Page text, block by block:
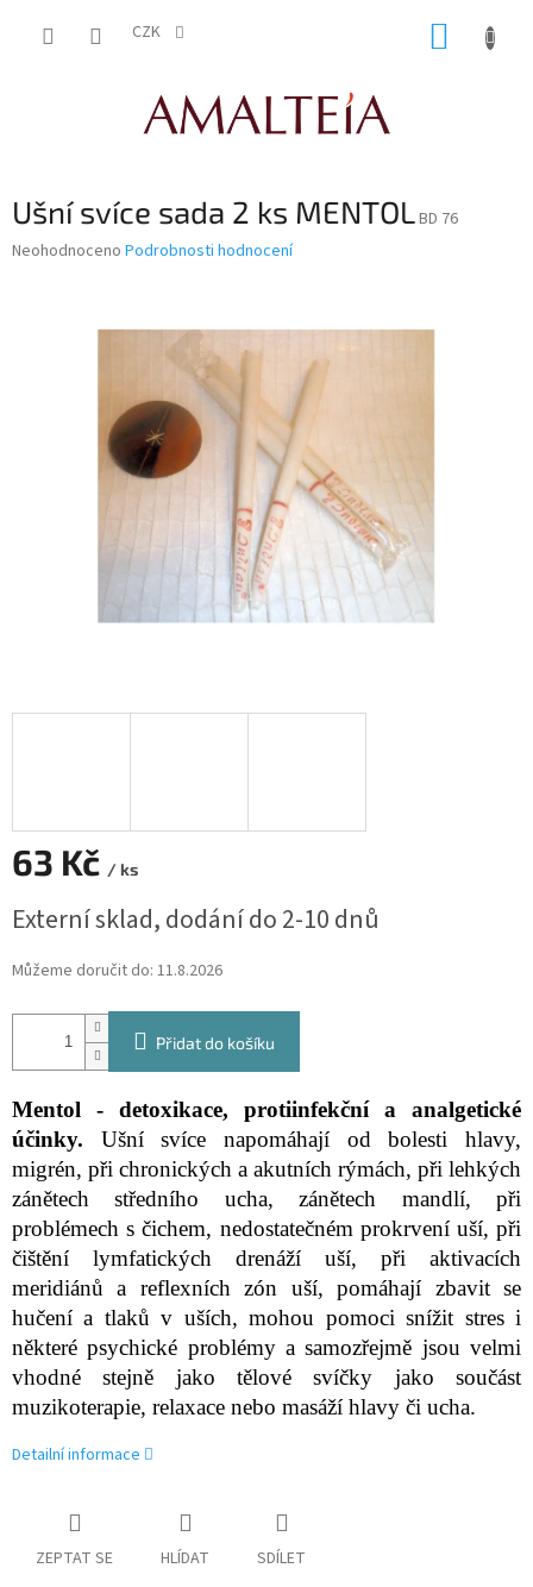
CZK
Ušní svíce sada 2 ks MENTOLBD 76
Průměrné
Neohodnoceno Podrobnosti hodnocení
63 Kč / ks
cena:
Externí sklad, dodání do 2-10 dnů
Můžeme doručit do: 11.8.2026
Přidat do košíku
Mentol - detoxikace, protiinfekční a analgetické
účinky. Ušní svíce napomáhají od bolesti hlavy,
migrén, při chronických a akutních rýmách, při lehkých
zánětech středního ucha, zánětech mandlí, při
problémech s čichem, nedostatečném prokrvení uší, při
čištění lymfatických drenáží uší, při aktivacích
meridiánů a reflexních zón uší, pomáhají zbavit se
hučení a tlaků v uších, mohou pomoci snížit stres i
některé psychické problémy a samozřejmě jsou velmi
vhodné stejně jako tělové svíčky jako součást
muzikoterapie, relaxace nebo masáží hlavy či ucha.
Detailní informace
ZEPTAT SE HLÍDAT SDÍLET